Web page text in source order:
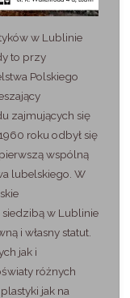
w Lublinie
to przy
Polskiego
zajmujących się
roku odbył się
wspólną
lubelskiego. W
siedzibą w Lublinie
i własny statut.
jak i
różnych
jak na